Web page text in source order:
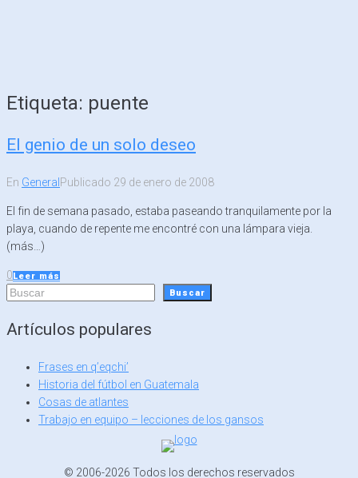
Etiqueta: puente
El genio de un solo deseo
En General Publicado 29 de enero de 2008
El fin de semana pasado, estaba paseando tranquilamente por la
playa, cuando de repente me encontré con una lámpara vieja.
(más…)
0 Leer más
Buscar Buscar
Artículos populares
Frases en q’eqchi’
Historia del fútbol en Guatemala
Cosas de atlantes
Trabajo en equipo – lecciones de los gansos
© 2006-2026 Todos los derechos reservados